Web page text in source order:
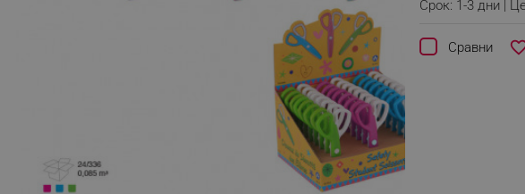
Срок: 1-3 дни |
Сравни